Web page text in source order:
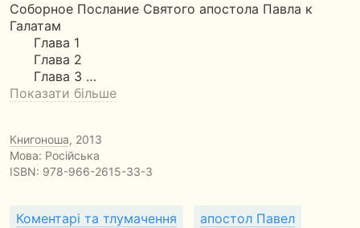
Соборное Послание Святого апостола Павла к
Галатам
Глава 1
Глава 2
Глава 3 …
Показати більше
Книгоноша, 2013
Мова: Російська
ISBN: 978-966-2615-33-3
Коментарі та тлумачення апостол Павел